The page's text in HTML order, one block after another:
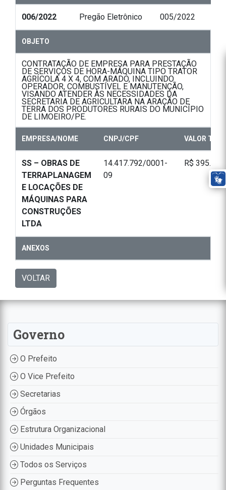
006/2022 Pregão Eletrônico 005/2022
OBJETO
CONTRATAÇÃO DE EMPRESA PARA PRESTAÇÃO
DE SERVIÇOS DE HORA-MÁQUINA TIPO TRATOR
AGRÍCOLA 4 X 4, COM ARADO, INCLUINDO
OPERADOR, COMBUSTÍVEL E MANUTENÇÃO,
VISANDO ATENDER ÀS NECESSIDADES DA
SECRETARIA DE AGRICULTARA NA ARAÇÃO DE
TERRA DOS PRODUTORES RURAIS DO MUNICÍPIO
DE LIMOEIRO/PE.
EMPRESA/NOME CNPJ/CPF VALOR
SS – OBRAS DE
TERRAPLANAGEM
E LOCAÇÕES DE
MÁQUINAS PARA
CONSTRUÇÕES
LTDA
14.417.792/0001-
09
R$
ANEXOS
VOLTAR
Governo
O Prefeito
O Vice Prefeito
Secretarias
Órgãos
Estrutura Organizacional
Unidades Municipais
Todos os Serviços
Perguntas Frequentes